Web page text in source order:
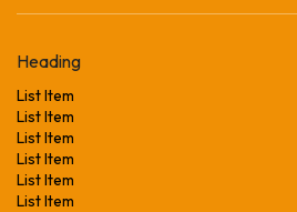
Heading
List Item
List Item
List Item
List Item
List Item
List Item